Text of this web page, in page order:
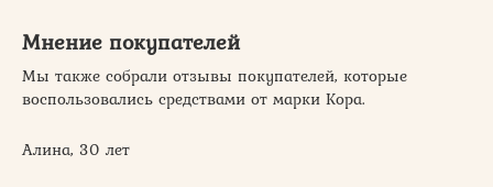
Мнение покупателей
Мы также собрали отзывы покупателей, которые
воспользовались средствами от марки Кора.
Алина, 30 лет